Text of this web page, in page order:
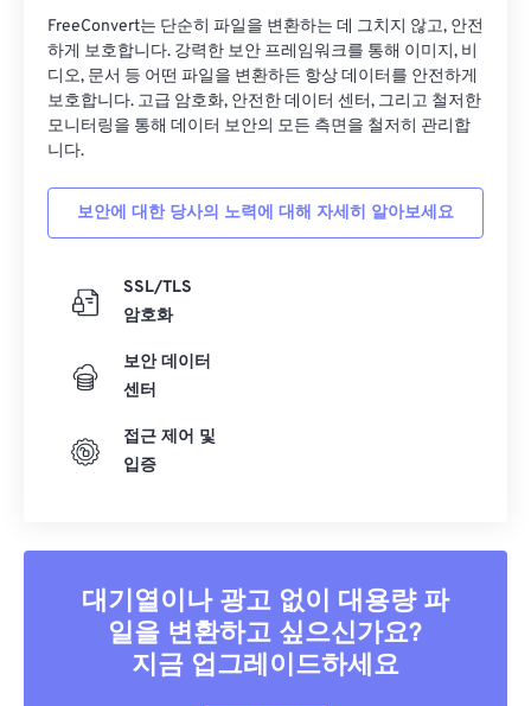
FreeConvert는 단순히 파일을 변환하는 데 그치지 않고, 안전
하게 보호합니다. 강력한 보안 프레임워크를 통해 이미지, 비
디오, 문서 등 어떤 파일을 변환하든 항상 데이터를 안전하게
보호합니다. 고급 암호화, 안전한 데이터 센터, 그리고 철저한
모니터링을 통해 데이터 보안의 모든 측면을 철저히 관리합
니다.
보안에 대한 당사의 노력에 대해 자세히 알아보세요
SSL/TLS
암호화
보안 데이터
센터
접근 제어 및
입증
대기열이나 광고 없이 대용량 파
일을 변환하고 싶으신가요?
지금 업그레이드하세요